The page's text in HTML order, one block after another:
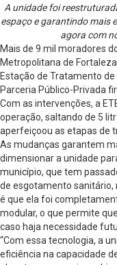
A unidade foi
espaço e garantindo mais
agora com
Mais de 9 mil moradores
Metropolitana de
Estação de Tratamento
Parceria Público-Privada
Com as intervenções, a
operação, saltando de 5
aperfeiçoou as etapas de
As mudanças garantem
dimensionar a unidade
município, que tem
de esgotamento sanitário,
é que ela foi
modular, o que permite
caso haja necessidade
“Com essa tecnologia, a
eficiência na capacidade